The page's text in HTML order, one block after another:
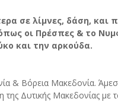
σε λίμνες, δάση, και
οι Πρέσπες & το
και την αρκούδα.
& Βόρεια Μακεδονία.
Δυτικής Μακεδονίας με